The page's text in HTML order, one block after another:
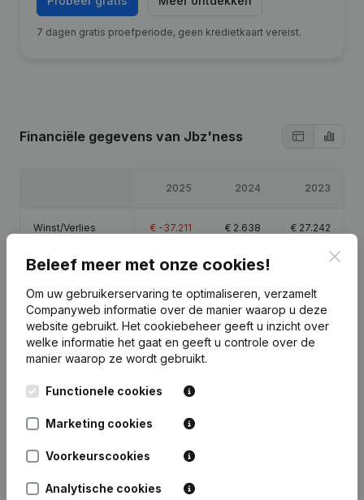
7 dagen gratis proefperiode, geen kredietkaart vereist.
Financiële gegevens van Jbz'ness
2025 2024 2023
Winst/Verlies € -37.211 € 2.638 € 27.242
Eigen vermogen € -4.332 €32.880
Brutomarge € 13.404 €7.082 € 39.095
Publicaties
Datum Publicatie
Rubriek Oprichting (Nieuwe
Beleef meer met onze cookies!
Om uw gebruikerservaring te optimaliseren, verzamelt
Companyweb informatie over de manier waarop u deze
website gebruikt. Het cookiebeheer geeft u inzicht over
welke informatie het gaat en geeft u controle over de
manier waarop ze wordt gebruikt.
Functionele cookies
Marketing cookies
Voorkeurscookies
Analytische cookies